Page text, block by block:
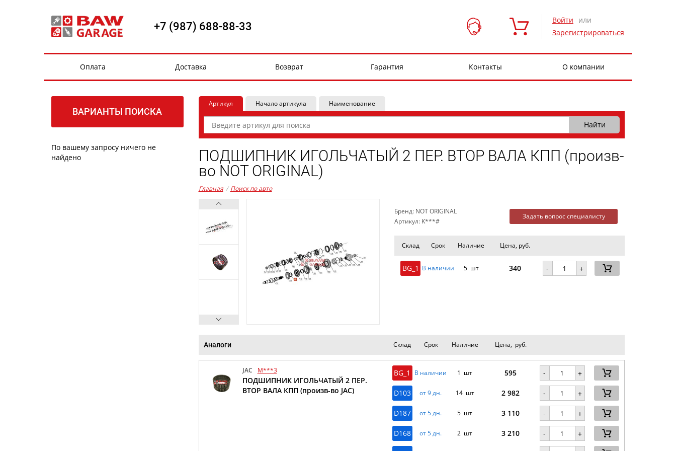
+7 (987) 688-88-33 Войти
или
Зарегистрироваться
Оплата Доставка Возврат Гарантия Контакты О компании
ВАРИАНТЫ ПОИСКА
По вашему запросу ничего не
найдено
Артикул Начало артикула Наименование
ПОДШИПНИК ИГОЛЬЧАТЫЙ 2 ПЕР. ВТОР ВАЛА КПП (произв-
во NOT ORIGINAL)
Главная / Поиск по авто
Бренд: NOT ORIGINAL
Артикул: K***#
Задать вопрос специалисту
Склад Срок Наличие Цена, руб.
BG_1 В наличии 5 шт 340 - +
Аналоги Склад Срок Наличие Цена, руб.
JAC M***3
ПОДШИПНИК ИГОЛЬЧАТЫЙ 2 ПЕР.
ВТОР ВАЛА КПП (произв-во JAC)
BG_1 В наличии 1 шт 595 - +
D103 от 9 дн. 14 шт 2 982 - +
D187 от 5 дн. 5 шт 3 110 - +
D168 от 5 дн. 2 шт 3 210 - +